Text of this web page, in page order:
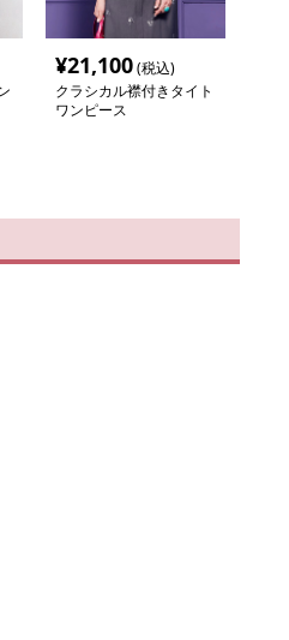
¥21,100(税込)
クラシカル襟付きタイト
ワンピース